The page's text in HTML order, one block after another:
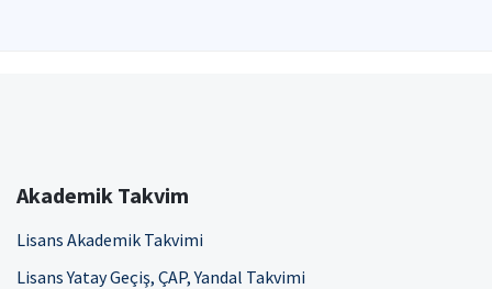
Akademik Takvim
Lisans Akademik Takvimi
Lisans Yatay Geçiş, ÇAP, Yandal Takvimi